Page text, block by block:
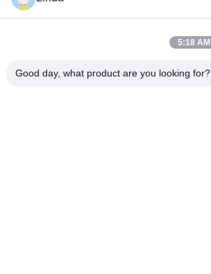
5:18 AM
Good day, what product are you looking for?